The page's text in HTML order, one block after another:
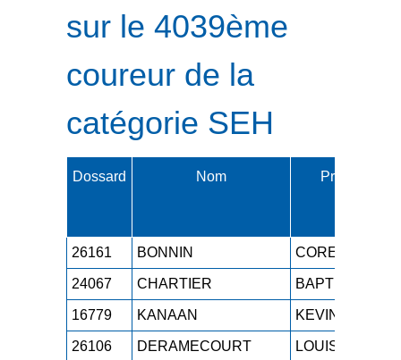
sur le 4039ème
coureur de la
catégorie SEH
Dossard Nom Prénom
26161 BONNIN CORENTIN
24067 CHARTIER BAPTISTE
16779 KANAAN KEVIN
26106 DERAMECOURT LOUIS